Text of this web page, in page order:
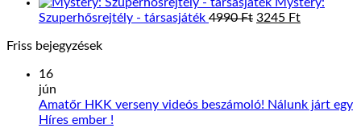
was:
is:
Szuperhősrejtély - társasjáték 4990Ft Original
3245 FtCurrent
Friss bejegyzések
16
jún
Amatőr HKK verseny videós beszámoló! Nálunk járt egy
Híres ember !